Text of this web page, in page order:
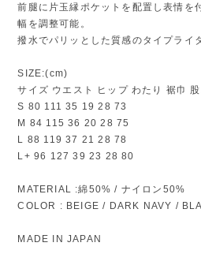
前腿に片玉縁ポケットを配置し表情を
幅を調整可能。
撥水でパリッとした質感のタイプライ
SIZE:(cm)
サイズ ウエスト ヒップ わたり 裾巾
S 80 111 35 19 28 73
M 84 115 36 20 28 75
L 88 119 37 21 28 78
L+ 96 127 39 23 28 80
MATERIAL :綿50% / ナイロン50%
COLOR : BEIGE / DARK NAVY /
MADE IN JAPAN